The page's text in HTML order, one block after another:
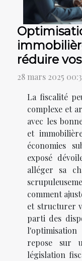
réduire
28 mars 2025
La fiscalité
complexe et
avec les
et
économies
exposé
alléger sa
comment
et structurer
parti des
repose sur
législation